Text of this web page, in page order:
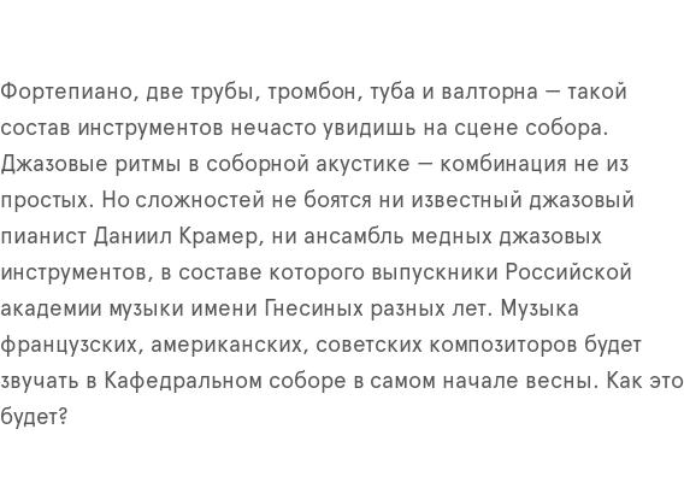
Фортепиано, две трубы, тромбон, туба и валторна — такой
состав инструментов нечасто увидишь на сцене cобора.
Джазовые ритмы в соборной акустике — комбинация не из
простых. Но сложностей не боятся ни известный джазовый
пианист Даниил Крамер, ни ансамбль медных джазовых
инструментов, в составе которого выпускники Российской
академии музыки имени Гнесиных разных лет. Музыка
французских, американских, советских композиторов будет
звучать в Кафедральном соборе в самом начале весны. Как это
будет?